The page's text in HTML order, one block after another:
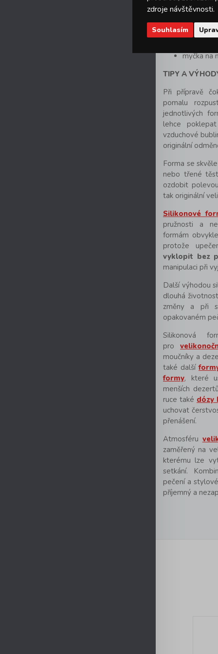
běžná
mraznička
Údržba:
myčka na
TIPY A
Při přípravě
pomalu
jednotlivých
lehce
vzduchové
originální
Forma se
nebo třené
ozdobit
tak originální
Silikonové
pružnosti a
formám
protože
vyklopit bez
manipulaci při
Další výhodou
dlouhá
změny a při
opakovaném
Silikonová
pro
moučníky a
také další
formy, které
menších
ruce také dózy
uchovat
přenášení.
Atmosféru
zaměřený na
kterému lze
setkání.
pečení a
příjemný a
zdroje návštěvnosti.
Souhlasím